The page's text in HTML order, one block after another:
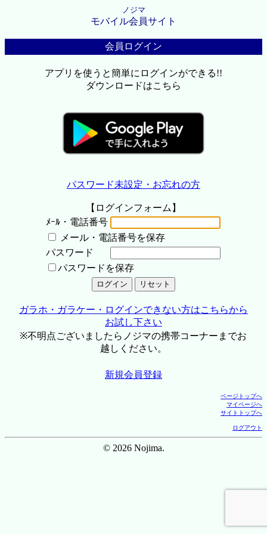
ノジマ
モバイル会員サイト
会員ログイン
アプリを使うと簡単にログインができる!!
ダウンロードはこちら
パスワード未設定・お忘れの方
【ログインフォーム】
ﾒｰﾙ・電話番号
メール・電話番号を保存
パスワード
パスワードを保存
ガラホ・ガラケー・ログインできない方はこちらから
お試し下さい
※不明点ございましたらノジマの携帯コーナーまでお
越しください。
新規会員登録
ページトップへ
マイページへ
サイトトップへ
ログアウト
© 2026 Nojima.